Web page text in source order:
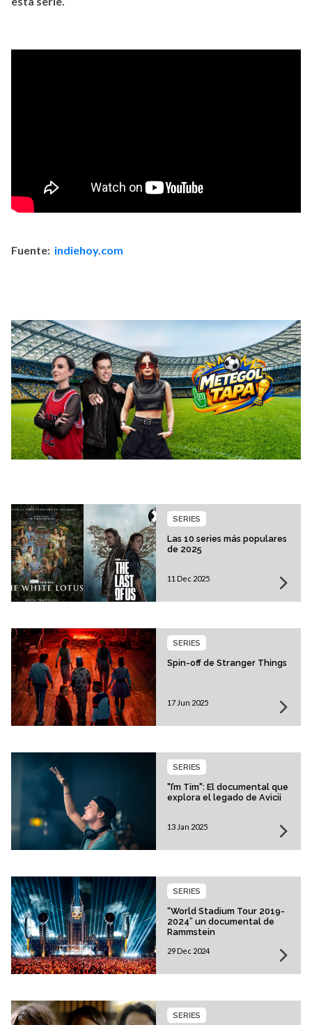
Fuente: indiehoy.com
Las 10 series más populares
de 2025
SERIES
11 Dec 2025
Spin-off de Stranger Things
SERIES
17 Jun 2025
"I’m Tim": El documental que
explora el legado de Avicii
SERIES
13 Jan 2025
“World Stadium Tour 2019-
2024” un documental de
Rammstein
SERIES
29 Dec 2024
SERIES